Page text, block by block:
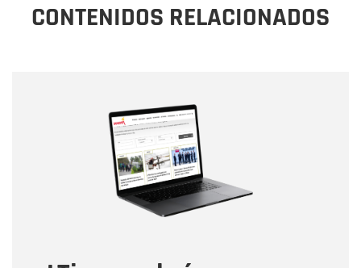
CONTENIDOS RELACIONADOS
Correo electrónico
Tipo de comentario